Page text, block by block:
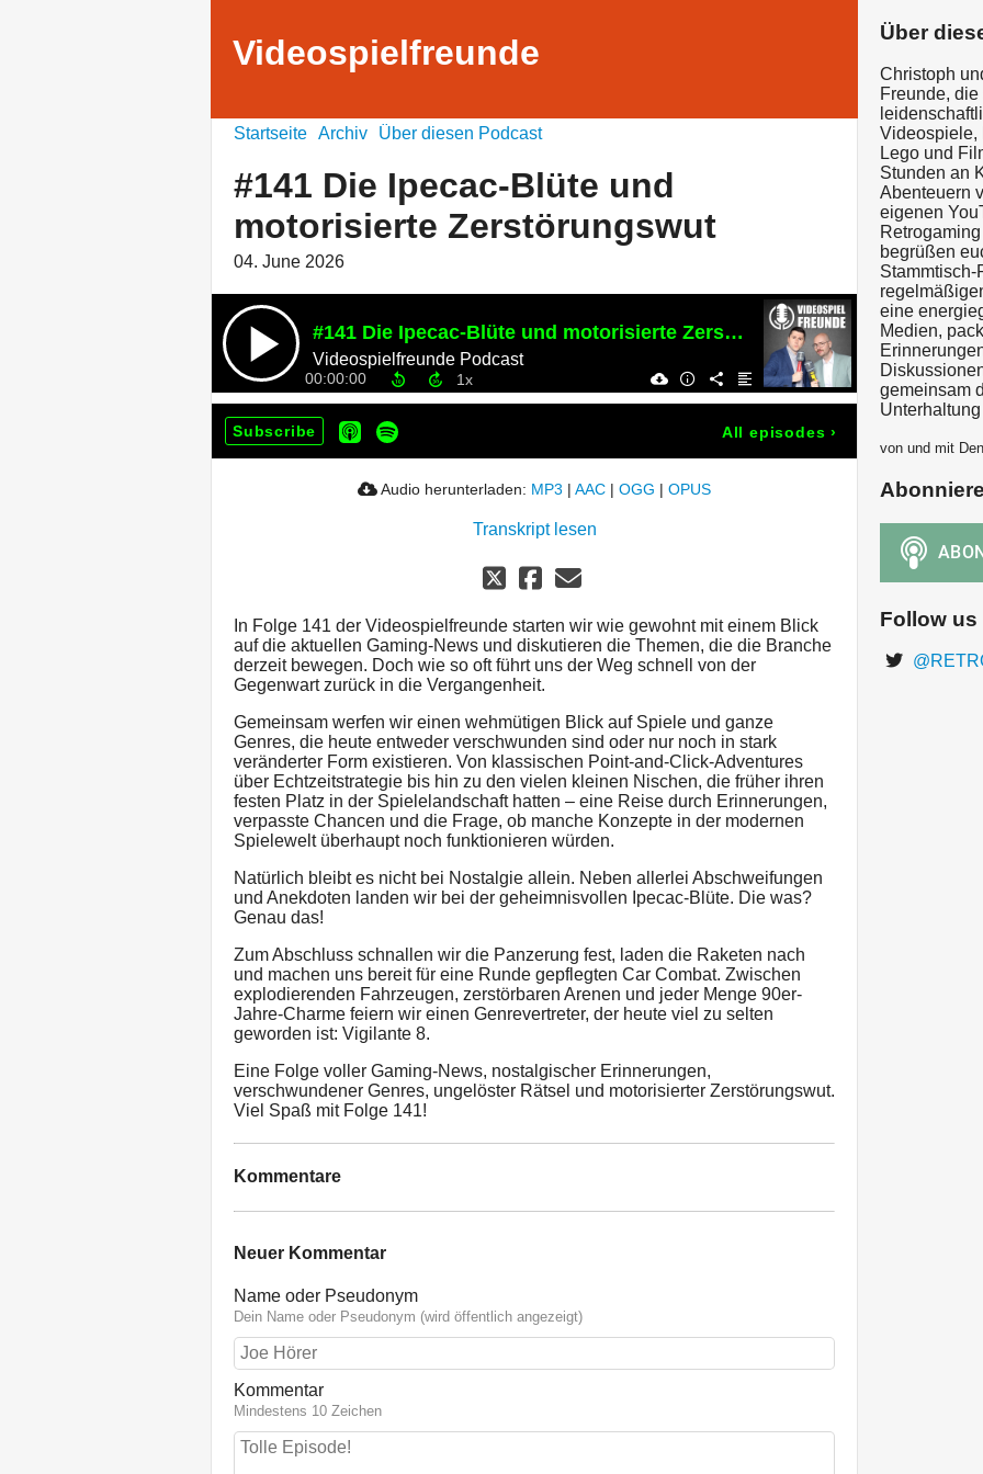
Videospielfreunde
Startseite Archiv Über diesen Podcast
#141 Die Ipecac-Blüte und
motorisierte Zerstörungswut
04. June 2026
#141 Die Ipecac-Blüte und motorisierte Zerstörungswut
Videospielfreunde Podcast
00:00:00
Subscribe All episodes ›
Audio herunterladen: MP3 | AAC | OGG | OPUS
Transkript lesen
In Folge 141 der Videospielfreunde starten wir wie gewohnt mit einem Blick
auf die aktuellen Gaming-News und diskutieren die Themen, die die Branche
derzeit bewegen. Doch wie so oft führt uns der Weg schnell von der
Gegenwart zurück in die Vergangenheit.
Gemeinsam werfen wir einen wehmütigen Blick auf Spiele und ganze
Genres, die heute entweder verschwunden sind oder nur noch in stark
veränderter Form existieren. Von klassischen Point-and-Click-Adventures
über Echtzeitstrategie bis hin zu den vielen kleinen Nischen, die früher ihren
festen Platz in der Spielelandschaft hatten – eine Reise durch Erinnerungen,
verpasste Chancen und die Frage, ob manche Konzepte in der modernen
Spielewelt überhaupt noch funktionieren würden.
Natürlich bleibt es nicht bei Nostalgie allein. Neben allerlei Abschweifungen
und Anekdoten landen wir bei der geheimnisvollen Ipecac-Blüte. Die was?
Genau das!
Zum Abschluss schnallen wir die Panzerung fest, laden die Raketen nach
und machen uns bereit für eine Runde gepflegten Car Combat. Zwischen
explodierenden Fahrzeugen, zerstörbaren Arenen und jeder Menge 90er-
Jahre-Charme feiern wir einen Genrevertreter, der heute viel zu selten
geworden ist: Vigilante 8.
Eine Folge voller Gaming-News, nostalgischer Erinnerungen,
verschwundener Genres, ungelöster Rätsel und motorisierter Zerstörungswut.
Viel Spaß mit Folge 141!
Kommentare
Neuer Kommentar
Name oder Pseudonym
Dein Name oder Pseudonym (wird öffentlich angezeigt)
Kommentar
Mindestens 10 Zeichen
Über
Christoph
Freunde,
Videospiele,
Lego und
Stunden an
Abenteuern
eigenen
begrüßen
Stammtisch-
eine
Medien,
gemeinsam
von und mit
Follow us